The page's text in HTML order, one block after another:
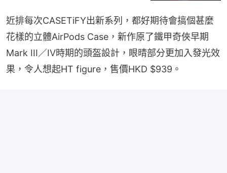
近排每次CASETiFY出新系列，都好期待會搞個甚麼
花樣的立體AirPods Case，新作原了鐵甲奇俠早期
Mark III／IV時期的頭盔設計，眼晴部分更加入發光效
果，令人想起HT figure，售價HKD $939。